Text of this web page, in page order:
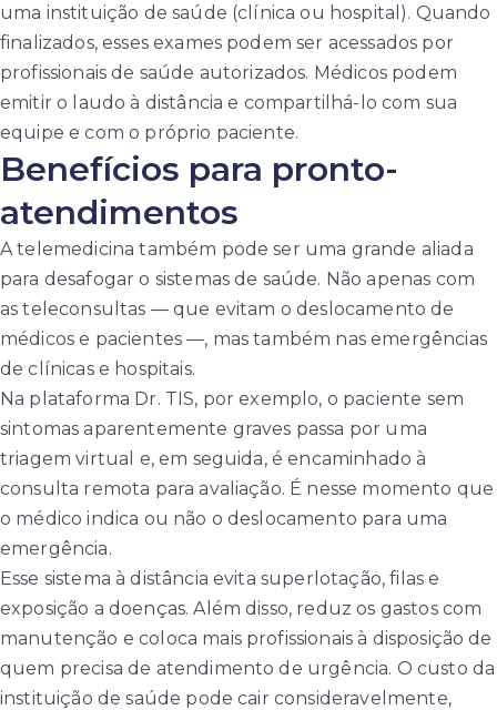
uma instituição de saúde (clínica ou hospital). Quando
finalizados, esses exames podem ser acessados por
profissionais de saúde autorizados. Médicos podem
emitir o laudo à distância e compartilhá-lo com sua
equipe e com o próprio paciente.
Benefícios para pronto-
atendimentos
A telemedicina também pode ser uma grande aliada
para desafogar o sistemas de saúde. Não apenas com
as teleconsultas — que evitam o deslocamento de
médicos e pacientes —, mas também nas emergências
de clínicas e hospitais.
Na plataforma Dr. TIS, por exemplo, o paciente sem
sintomas aparentemente graves passa por uma
triagem virtual e, em seguida, é encaminhado à
consulta remota para avaliação. É nesse momento que
o médico indica ou não o deslocamento para uma
emergência.
Esse sistema à distância evita superlotação, filas e
exposição a doenças. Além disso, reduz os gastos com
manutenção e coloca mais profissionais à disposição de
quem precisa de atendimento de urgência. O custo da
instituição de saúde pode cair consideravelmente,